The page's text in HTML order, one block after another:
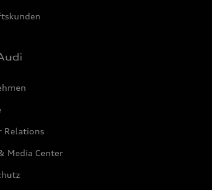
Relations
Media Center